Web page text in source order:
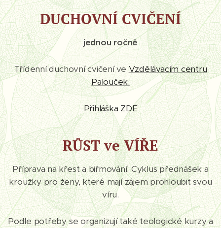
DUCHOVNÍ CVIČENÍ
jednou ročně
Třídenní duchovní cvičení ve Vzdělávacím centru
Palouček.
Přihláška ZDE
RŮST ve VÍŘE
Příprava na křest a biřmování. Cyklus přednášek a
kroužky pro ženy, které mají zájem prohloubit svou
víru.
Podle potřeby se organizují také teologické kurzy a